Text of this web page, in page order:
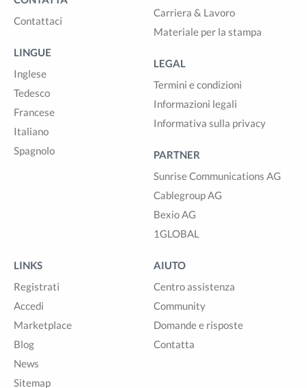
Contattaci
LINGUE
Inglese
Tedesco
Francese
Italiano
Spagnolo
Carriera & Lavoro
Materiale per la stampa
LEGAL
Termini e condizioni
Informazioni legali
Informativa sulla privacy
PARTNER
Sunrise Communications AG
Cablegroup AG
Bexio AG
1GLOBAL
LINKS
Registrati
Accedi
Marketplace
Blog
News
Sitemap
AIUTO
Centro assistenza
Community
Domande e risposte
Contatta